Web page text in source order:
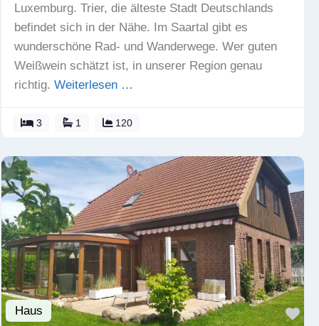
Luxemburg. Trier, die älteste Stadt Deutschlands
befindet sich in der Nähe. Im Saartal gibt es
wunderschöne Rad- und Wanderwege. Wer guten
Weißwein schätzt ist, in unserer Region genau
richtig. Weiterlesen …
3 1 120
Haus